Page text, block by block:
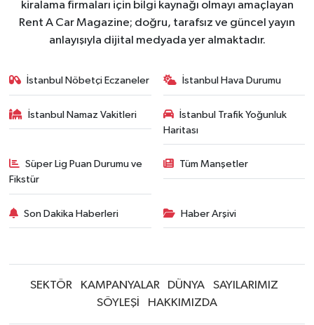
kiralama firmaları için bilgi kaynağı olmayı amaçlayan
Rent A Car Magazine; doğru, tarafsız ve güncel yayın
anlayışıyla dijital medyada yer almaktadır.
İstanbul Nöbetçi Eczaneler İstanbul Hava Durumu
İstanbul Namaz Vakitleri
İstanbul Trafik Yoğunluk
Haritası
Süper Lig Puan Durumu ve
Fikstür
Tüm Manşetler
Son Dakika Haberleri Haber Arşivi
SEKTÖR KAMPANYALAR DÜNYA
SAYILARIMIZ
SÖYLEŞİ
HAKKIMIZDA